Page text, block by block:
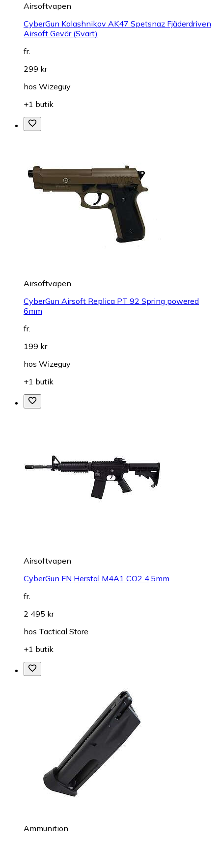
Airsoftvapen
CyberGun Kalashnikov AK47 Spetsnaz Fjäderdriven
Airsoft Gevär (Svart)
fr.
299 kr
hos Wizeguy
+1 butik
Airsoftvapen
CyberGun Airsoft Replica PT 92 Spring powered
6mm
fr.
199 kr
hos Wizeguy
+1 butik
Airsoftvapen
CyberGun FN Herstal M4A1 CO2 4,5mm
fr.
2 495 kr
hos Tactical Store
+1 butik
Ammunition